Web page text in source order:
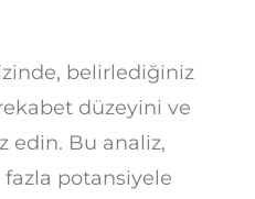
belirlediğiniz
düzeyini ve
edin. Bu analiz,
potansiyele